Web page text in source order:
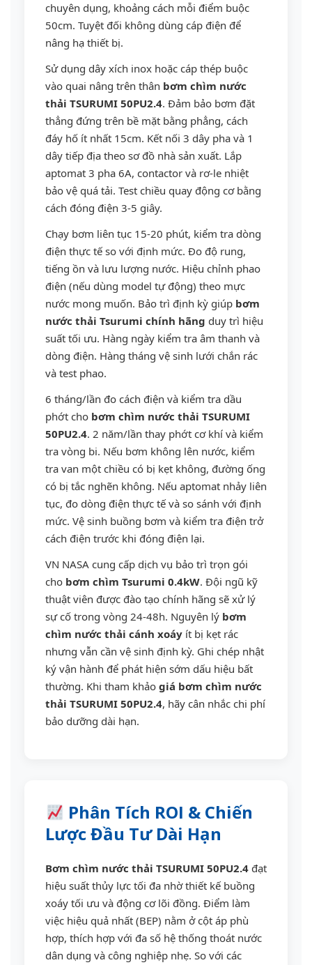
chuyên dụng, khoảng cách mỗi điểm buộc
50cm. Tuyệt đối không dùng cáp điện để
nâng hạ thiết bị.
Sử dụng dây xích inox hoặc cáp thép buộc
vào quai nâng trên thân bơm chìm nước
thải TSURUMI 50PU2.4. Đảm bảo bơm đặt
thẳng đứng trên bề mặt bằng phẳng, cách
đáy hố ít nhất 15cm. Kết nối 3 dây pha và 1
dây tiếp địa theo sơ đồ nhà sản xuất. Lắp
aptomat 3 pha 6A, contactor và rơ-le nhiệt
bảo vệ quá tải. Test chiều quay động cơ bằng
cách đóng điện 3-5 giây.
Chạy bơm liên tục 15-20 phút, kiểm tra dòng
điện thực tế so với định mức. Đo độ rung,
tiếng ồn và lưu lượng nước. Hiệu chỉnh phao
điện (nếu dùng model tự động) theo mực
nước mong muốn. Bảo trì định kỳ giúp bơm
nước thải Tsurumi chính hãng duy trì hiệu
suất tối ưu. Hàng ngày kiểm tra âm thanh và
dòng điện. Hàng tháng vệ sinh lưới chắn rác
và test phao.
6 tháng/lần đo cách điện và kiểm tra dầu
phớt cho bơm chìm nước thải TSURUMI
50PU2.4. 2 năm/lần thay phớt cơ khí và kiểm
tra vòng bi. Nếu bơm không lên nước, kiểm
tra van một chiều có bị kẹt không, đường ống
có bị tắc nghẽn không. Nếu aptomat nhảy liên
tục, đo dòng điện thực tế và so sánh với định
mức. Vệ sinh buồng bơm và kiểm tra điện trở
cách điện trước khi đóng điện lại.
VN NASA cung cấp dịch vụ bảo trì trọn gói
cho bơm chìm Tsurumi 0.4kW. Đội ngũ kỹ
thuật viên được đào tạo chính hãng sẽ xử lý
sự cố trong vòng 24-48h. Nguyên lý bơm
chìm nước thải cánh xoáy ít bị kẹt rác
nhưng vẫn cần vệ sinh định kỳ. Ghi chép nhật
ký vận hành để phát hiện sớm dấu hiệu bất
thường. Khi tham khảo giá bơm chìm nước
thải TSURUMI 50PU2.4, hãy cân nhắc chi phí
bảo dưỡng dài hạn.
Phân Tích ROI & Chiến
Lược Đầu Tư Dài Hạn
Bơm chìm nước thải TSURUMI 50PU2.4 đạt
hiệu suất thủy lực tối đa nhờ thiết kế buồng
xoáy tối ưu và động cơ lõi đồng. Điểm làm
việc hiệu quả nhất (BEP) nằm ở cột áp phù
hợp, thích hợp với đa số hệ thống thoát nước
dân dụng và công nghiệp nhẹ. So với các